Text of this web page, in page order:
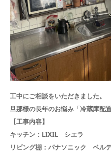
工中にご相談をいただきました。
旦那様の長年のお悩み「冷蔵庫配
【工事内容】
キッチン：LIXIL シエラ
リビング棚：パナソニック ベル